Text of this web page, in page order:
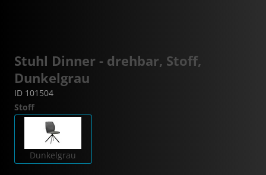
Stuhl Dinner - drehbar, Stoff,
Dunkelgrau
ID 101504
Stoff
Dunkelgrau